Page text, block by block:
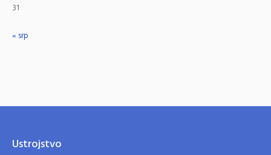
31
« srp
Ustrojstvo